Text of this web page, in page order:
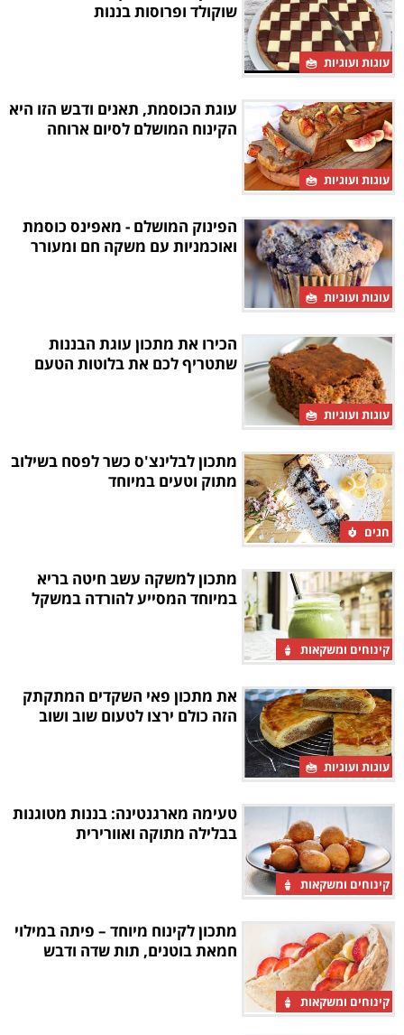
עוגות ועוגיות
שוקולד ופרוסות בננות
עוגות ועוגיות
עוגת הכוסמת, תאנים ודבש הזו היא
הקינוח המושלם לסיום ארוחה
עוגות ועוגיות
הפינוק המושלם - מאפינס כוסמת
ואוכמניות עם משקה חם ומעורר
עוגות ועוגיות
הכירו את מתכון עוגת הבננות
שתטריף לכם את בלוטות הטעם
חגים
מתכון לבלינצ'ס כשר לפסח בשילוב
מתוק וטעים במיוחד
קינוחים ומשקאות
מתכון למשקה עשב חיטה בריא
במיוחד המסייע להורדה במשקל
עוגות ועוגיות
את מתכון פאי השקדים המתקתק
הזה כולם ירצו לטעום שוב ושוב
קינוחים ומשקאות
טעימה מארגנטינה: בננות מטוגנות
בבלילה מתוקה ואוורירית
קינוחים ומשקאות
מתכון לקינוח מיוחד – פיתה במילוי
חמאת בוטנים, תות שדה ודבש